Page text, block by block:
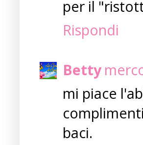
per il
Rispondi
Betty
mi piace
baci.